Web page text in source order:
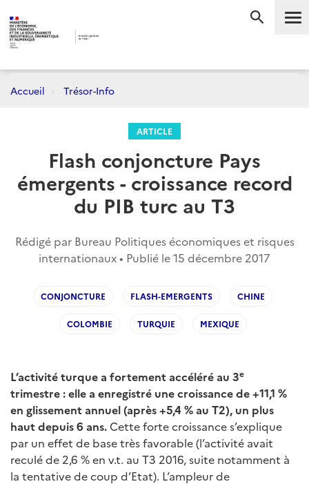
Accueil Trésor-Info
ARTICLE
Flash conjoncture Pays
émergents - croissance record
du PIB turc au T3
Rédigé par Bureau Politiques économiques et risques
internationaux • Publié le15 décembre 2017
CONJONCTURE FLASH-EMERGENTS CHINE
COLOMBIE TURQUIE MEXIQUE
L’activité turque a fortement accéléré au 3e
trimestre : elle a enregistré une croissance de +11,1 %
en glissement annuel (après +5,4 % au T2), un plus
haut depuis 6 ans. Cette forte croissance s’explique
par un effet de base très favorable (l’activité avait
reculé de 2,6 % en v.t. au T3 2016, suite notamment à
la tentative de coup d’Etat). L’ampleur de